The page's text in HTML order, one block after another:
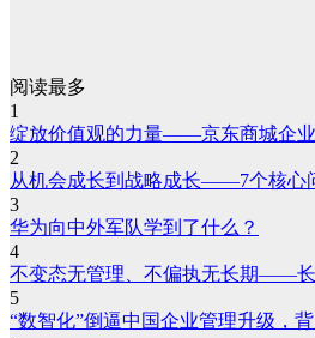
阅读最多
1
绽放价值观的力量——京东商城企业
2
从机会成长到战略成长——7个核心
3
华为向中外军队学到了什么？
4
不变态无管理、不偏执无长期——
5
“数智化”倒逼中国企业管理升级，